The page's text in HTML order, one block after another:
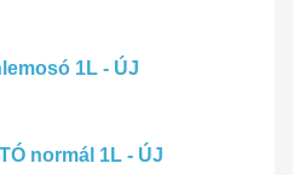
1L - ÚJ
normál 1L - ÚJ